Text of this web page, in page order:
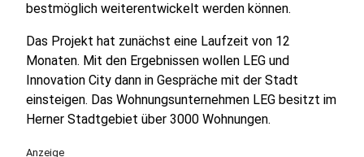
bestmöglich weiterentwickelt werden können.
Das Projekt hat zunächst eine Laufzeit von 12
Monaten. Mit den Ergebnissen wollen LEG und
Innovation City dann in Gespräche mit der Stadt
einsteigen. Das Wohnungsunternehmen LEG besitzt im
Herner Stadtgebiet über 3000 Wohnungen.
Anzeige